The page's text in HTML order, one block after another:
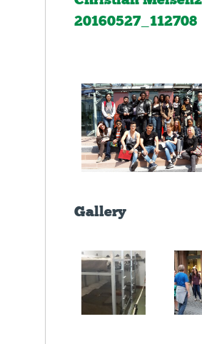
20160527_112708
Gallery